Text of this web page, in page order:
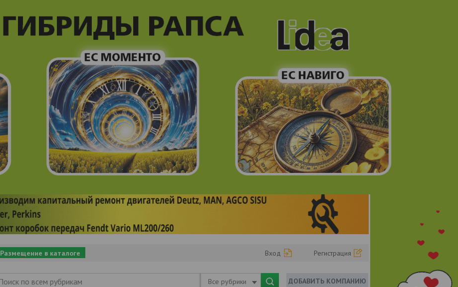
Размещение в каталоге Вход Регистрация
Все рубрики ДОБАВИТЬ КОМПАНИЮ